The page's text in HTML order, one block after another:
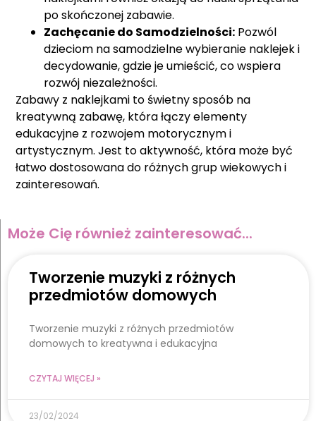
po skończonej zabawie.
Zachęcanie do Samodzielności: Pozwól
dzieciom na samodzielne wybieranie naklejek i
decydowanie, gdzie je umieścić, co wspiera
rozwój niezależności.
Zabawy z naklejkami to świetny sposób na
kreatywną zabawę, która łączy elementy
edukacyjne z rozwojem motorycznym i
artystycznym. Jest to aktywność, która może być
łatwo dostosowana do różnych grup wiekowych i
zainteresowań.
Może Cię również zainteresować...
Tworzenie muzyki z różnych
przedmiotów domowych
Tworzenie muzyki z różnych przedmiotów
domowych to kreatywna i edukacyjna
CZYTAJ WIĘCEJ »
23/02/2024